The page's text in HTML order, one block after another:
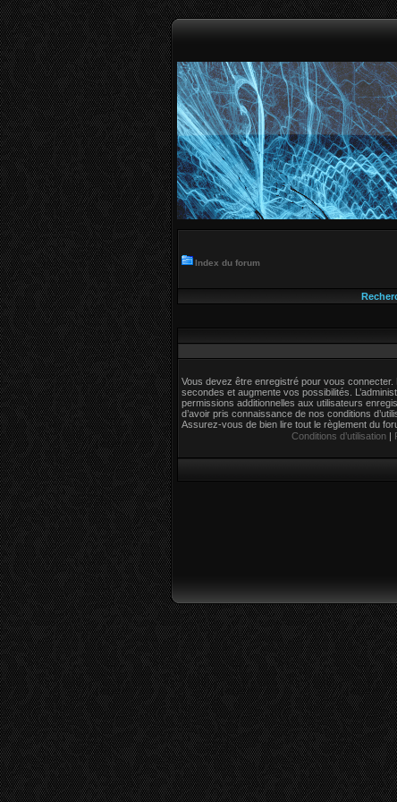
Index du forum
Vous devez être enregistré pour vous connecter.
secondes et augmente vos possibilités.
permissions additionnelles aux utilisateurs
d’avoir pris connaissance de nos conditions
Assurez-vous de bien lire tout le règlement du
Conditions d’utilisation|